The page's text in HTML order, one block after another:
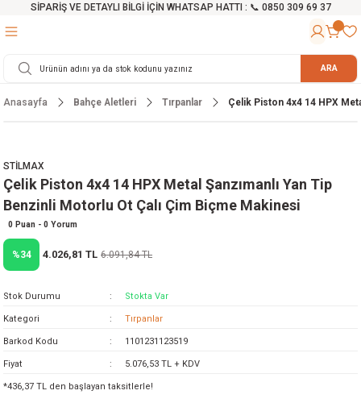
SİPARİŞ VE DETAYLI BİLGİ İÇİN WHATSAP HATTI : 📞 0850 309 69 37
Testereler
Makinesi
Testereler
Cihazları
Mikser
ve Arabalar
Malzemeleri ARA
Anasayfa Bahçe Aletleri Tırpanlar Çelik Piston 4x4 14 HPX
STİLMAX
Çelik Piston 4x4 14 HPX Metal Şanzımanlı Yan Tip
Benzinli Motorlu Ot Çalı Çim Biçme Makinesi
0 Puan - 0 Yorum
%34 4.026,81 TL 6.091,84 TL
Stok Durumu Stokta Var
Kategori Tırpanlar
Barkod Kodu 1101231123519
Fiyat 5.076,53 TL + KDV
*436,37 TL den başlayan taksitlerle!